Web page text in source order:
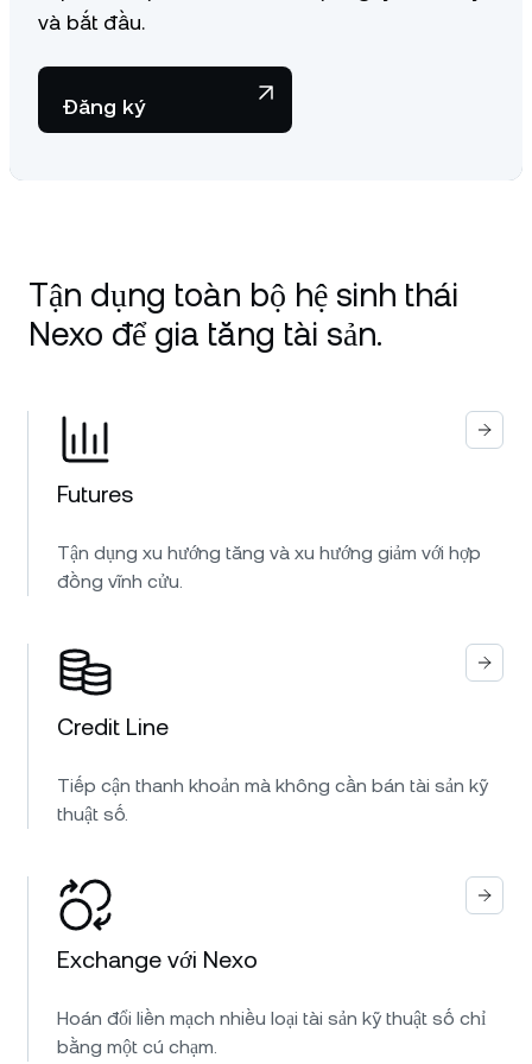
và bắt đầu.
Đăng ký
Tận dụng toàn bộ hệ sinh thái
Nexo để gia tăng tài sản.
Futures
Tận dụng xu hướng tăng và xu hướng giảm với hợp
đồng vĩnh cửu.
Credit Line
Tiếp cận thanh khoản mà không cần bán tài sản kỹ
thuật số.
Exchange với Nexo
Hoán đổi liền mạch nhiều loại tài sản kỹ thuật số chỉ
bằng một cú chạm.